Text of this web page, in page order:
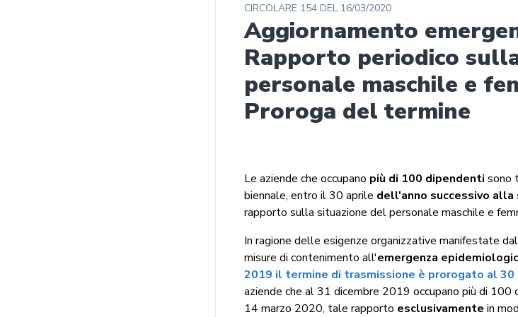
CIRCOLARE 154 DEL 16/03/2020
Aggiornamento
Rapporto periodico
personale maschile e
Proroga del termine
Le aziende che occupano più di 100 dipendenti sono
biennale, entro il 30 aprile dell'anno successivo alla
rapporto sulla situazione del personale maschile e
In ragione delle esigenze organizzative manifestate
misure di contenimento all'emergenza
2019 il termine di trasmissione è prorogato al 30
aziende che al 31 dicembre 2019 occupano più di 100
14 marzo 2020, tale rapporto esclusivamente in